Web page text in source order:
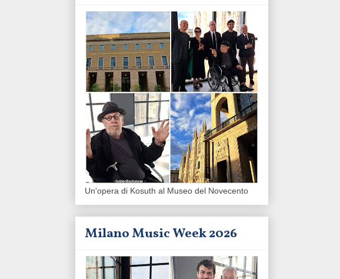
Un'opera di Kosuth al Museo del Novecento
Milano Music Week 2026